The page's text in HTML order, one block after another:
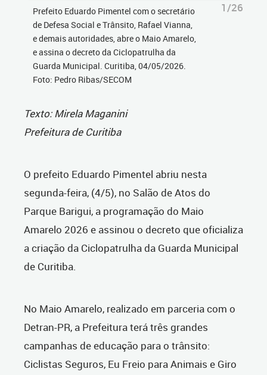
Prefeito Eduardo Pimentel com o secretário
de Defesa Social e Trânsito, Rafael Vianna,
e demais autoridades, abre o Maio Amarelo,
e assina o decreto da Ciclopatrulha da
Guarda Municipal. Curitiba, 04/05/2026.
Foto: Pedro Ribas/SECOM
1/26
Texto: Mirela Maganini
Prefeitura de Curitiba
O prefeito Eduardo Pimentel abriu nesta
segunda-feira, (4/5), no Salão de Atos do
Parque Barigui, a programação do Maio
Amarelo 2026 e assinou o decreto que oficializa
a criação da Ciclopatrulha da Guarda Municipal
de Curitiba.
No Maio Amarelo, realizado em parceria com o
Detran-PR, a Prefeitura terá três grandes
campanhas de educação para o trânsito:
Ciclistas Seguros, Eu Freio para Animais e Giro